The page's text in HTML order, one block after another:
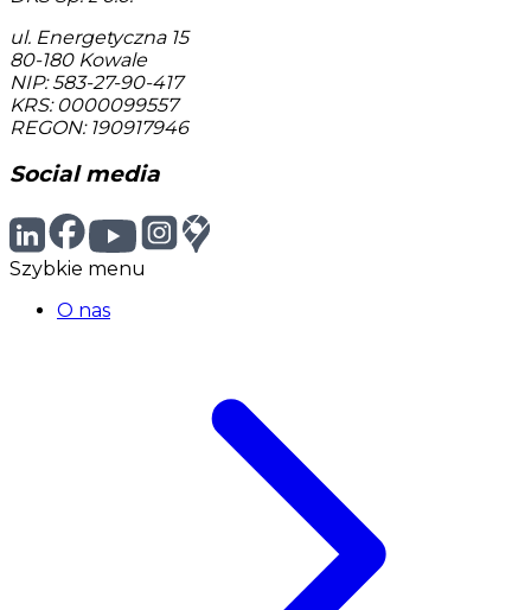
ul. Energetyczna 15
80-180 Kowale
NIP: 583-27-90-417
KRS: 0000099557
REGON: 190917946
Social media
Szybkie menu
O nas